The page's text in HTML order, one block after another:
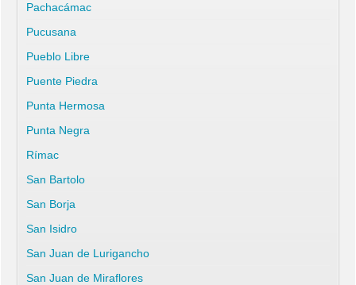
Pachacámac
Pucusana
Pueblo Libre
Puente Piedra
Punta Hermosa
Punta Negra
Rímac
San Bartolo
San Borja
San Isidro
San Juan de Lurigancho
San Juan de Miraflores